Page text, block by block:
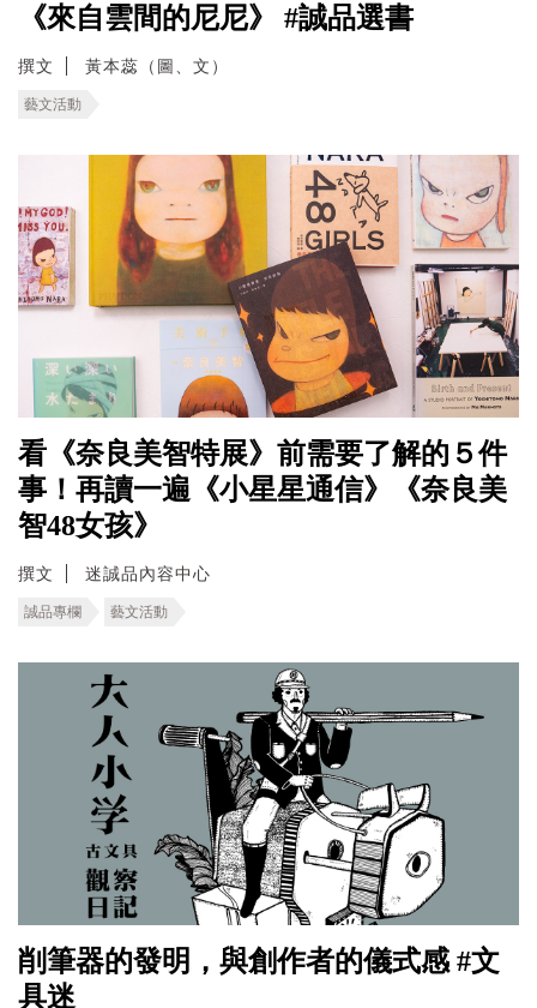
《來自雲間的尼尼》 #誠品選書
撰文 黃本蕊（圖、文）
藝文活動
看《奈良美智特展》前需要了解的５件
事！再讀一遍《小星星通信》《奈良美
智48女孩》
撰文 迷誠品內容中心
誠品專欄 藝文活動
削筆器的發明，與創作者的儀式感 #文
具迷